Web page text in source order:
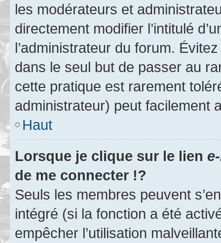
les modérateurs et
directement modifier l’intitulé
l’administrateur du forum.
dans le seul but de passer au
cette pratique est rarement
administrateur) peut facilement
Haut
Lorsque je clique sur le lien
de me connecter !?
Seuls les membres peuvent
intégré (si la fonction a été
empêcher l’utilisation